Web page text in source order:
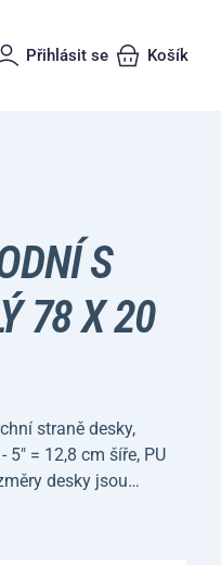
Přihlásit se Košík
S
78 X 20
straně desky,
= 12,8 cm šíře, PU
desky jsou…